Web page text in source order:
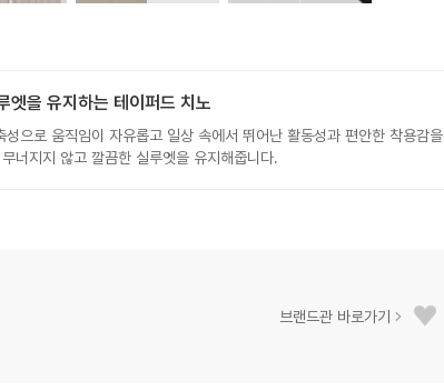
엣을 유지하는 테이퍼드 치노
으로 움직임이 자유롭고 일상 속에서 뛰어난 활동성과 편안한 착용감을
너지지 않고 깔끔한 실루엣을 유지해줍니다.
브랜드관 바로가기